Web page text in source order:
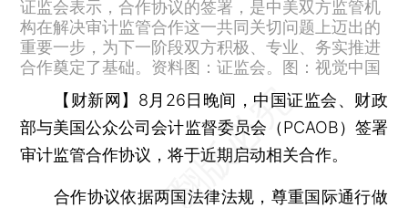
证监会表示，合作协议的签署，是中美双方监管机
构在解决审计监管合作这一共同关切问题上迈出的
重要一步，为下一阶段双方积极、专业、务实推进
合作奠定了基础。资料图：证监会。图：视觉中国
【财新网】 8月26日晚间，中国证监会、财政
部与美国公众公司会计监督委员会（PCAOB）签署
审计监管合作协议，将于近期启动相关合作。
合作协议依据两国法律法规，尊重国际通行做